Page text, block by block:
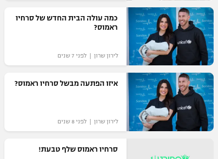
כמה עולה הבית החדש של סרחיו
ראמוס?
לירון שרון | לפני 7 שנים
איזו הפתעה מבשל סרחיו ראמוס?
לירון שרון | לפני 8 שנים
סרחיו ראמוס שלף טבעת!